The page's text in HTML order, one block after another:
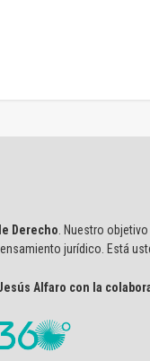
Derecho . Nuestro
jurídico. Está
Alfaro con la